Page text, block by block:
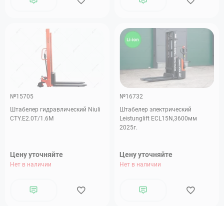
№15705
Штабелер гидравлический Niuli
CTY.E2.0T/1.6M
Цену уточняйте
Нет в наличии
№16732
Штабелер электрический
Leistunglift ECL15N,3600мм
2025г.
Цену уточняйте
Нет в наличии